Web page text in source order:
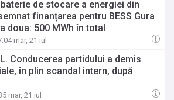
de stocare a energiei din
finanțarea pentru BESS Gura
doua: 500 MWh în total
mar, 21 iul
Conducerea partidului a demis
în plin scandal intern, după
mar, 21 iul